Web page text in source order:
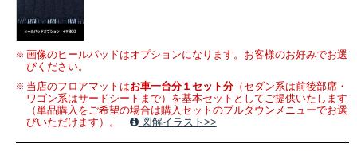
画像のヒールパッドはオプションになります。お客様のお好みでお選
びください。
当店のフロアマットはお車一台分１セット分（セダン系は前後部席・
ワゴン系はサードシートまで）を基本セットとしてご提供いたします
（単品購入をご希望の場合は購入セットのプルダウンメニューでお選
びいただけます）。
図解イラスト>>